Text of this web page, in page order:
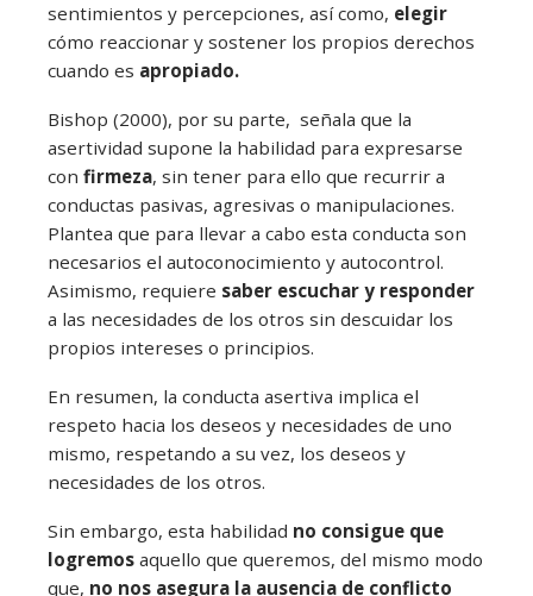
sentimientos y percepciones, así como, elegir
cómo reaccionar y sostener los propios derechos
cuando es apropiado.
Bishop (2000), por su parte, señala que la
asertividad supone la habilidad para expresarse
con firmeza, sin tener para ello que recurrir a
conductas pasivas, agresivas o manipulaciones.
Plantea que para llevar a cabo esta conducta son
necesarios el autoconocimiento y autocontrol.
Asimismo, requiere saber escuchar y responder
a las necesidades de los otros sin descuidar los
propios intereses o principios.
En resumen, la conducta asertiva implica el
respeto hacia los deseos y necesidades de uno
mismo, respetando a su vez, los deseos y
necesidades de los otros.
Sin embargo, esta habilidad no consigue que
logremos aquello que queremos, del mismo modo
que, no nos asegura la ausencia de conflicto